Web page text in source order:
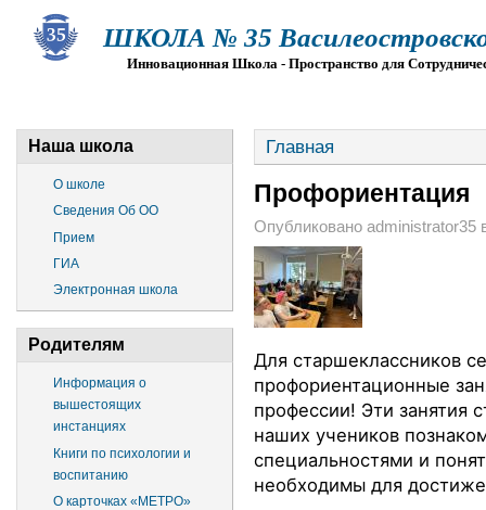
ШКОЛА № 35
Инновационная Школа - Пространство для
Наша школа
О школе
Сведения Об ОО
Прием
ГИА
Электронная школа
Родителям
Информация о
вышестоящих
инстанциях
Книги по психологии и
воспитанию
О карточках «МЕТРО»
Главная
Профориентация
Опубликовано administrator35
Для старшеклассников
профориентационные
профессии! Эти занятия
наших учеников
специальностями и
необходимы для